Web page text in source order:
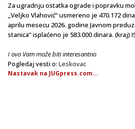
Za ugradnju ostatka ograde i popravku
„Veljko Vlahović“ usmereno je 470.172
aprilu mesecu 2026. godine Javnom
stanica“ isplaćeno je 583.000 dinara. (kraj)
I ovo Vam može biti interesantno
Pogledaj vesti o: Leskovac
Nastavak na JUGpress.com...